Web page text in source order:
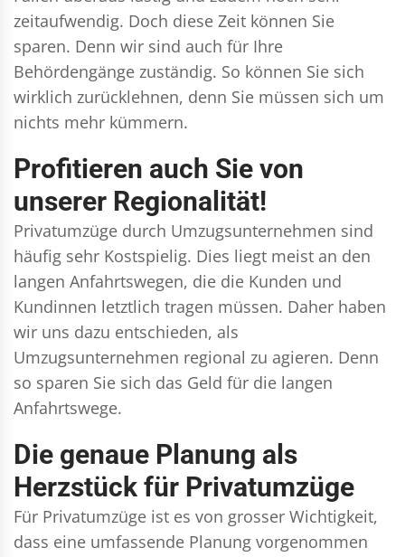
zeitaufwendig. Doch diese Zeit können Sie
sparen. Denn wir sind auch für Ihre
Behördengänge zuständig. So können Sie sich
wirklich zurücklehnen, denn Sie müssen sich um
nichts mehr kümmern.
Profitieren auch Sie von
unserer Regionalität!
Privatumzüge durch Umzugsunternehmen sind
häufig sehr Kostspielig. Dies liegt meist an den
langen Anfahrtswegen, die die Kunden und
Kundinnen letztlich tragen müssen. Daher haben
wir uns dazu entschieden, als
Umzugsunternehmen regional zu agieren. Denn
so sparen Sie sich das Geld für die langen
Anfahrtswege.
Die genaue Planung als
Herzstück für Privatumzüge
Für Privatumzüge ist es von grosser Wichtigkeit,
dass eine umfassende Planung vorgenommen